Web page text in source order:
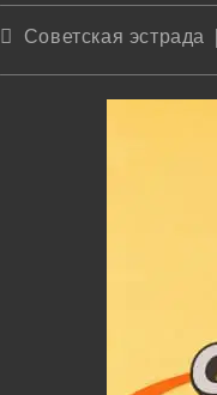
Рубрика
Советская эстрада